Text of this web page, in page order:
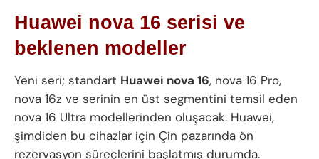
Huawei nova 16 serisi ve
beklenen modeller
Yeni seri; standart Huawei nova 16, nova 16 Pro,
nova 16z ve serinin en üst segmentini temsil eden
nova 16 Ultra modellerinden oluşacak. Huawei,
şimdiden bu cihazlar için Çin pazarında ön
rezervasyon süreçlerini başlatmış durumda.